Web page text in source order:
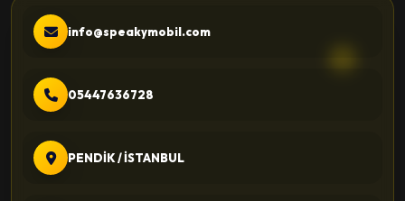
info@speakymobil.com
05447636728
PENDİK / İSTANBUL